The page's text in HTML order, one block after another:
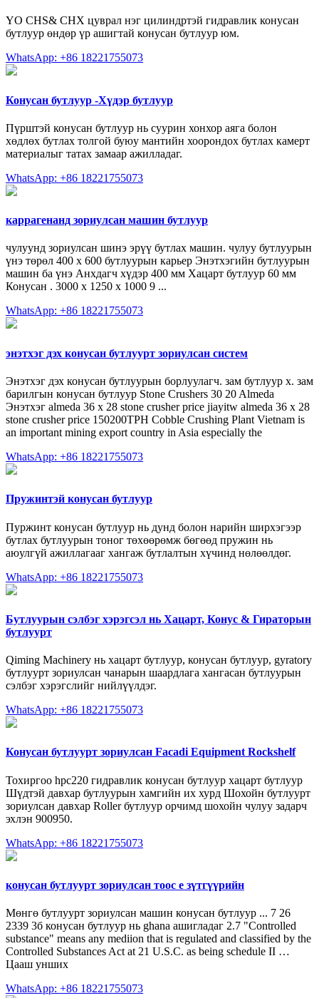
YO CHS& CHX цуврал нэг цилиндртэй гидравлик конусан
бутлуур өндөр үр ашигтай конусан бутлуур юм.
WhatsApp: +86 18221755073
Конусан бутлуур -Хүдэр бутлуур
Пүрштэй конусан бутлуур нь суурин хонхор аяга болон
хөдлөх бутлах толгой буюу мантийн хоорондох бутлах камерт
материалыг татах замаар ажилладаг.
WhatsApp: +86 18221755073
каррагенанд зориулсан машин бутлуур
чулуунд зориулсан шинэ эрүү бутлах машин. чулуу бутлуурын
үнэ төрөл 400 х 600 бутлуурын карьер Энэтхэгийн бутлуурын
машин ба үнэ Анхдагч хүдэр 400 мм Хацарт бутлуур 60 мм
Конусан . 3000 х 1250 х 1000 9 ...
WhatsApp: +86 18221755073
энэтхэг дэх конусан бутлуурт зориулсан систем
Энэтхэг дэх конусан бутлуурын борлуулагч. зам бутлуур x. зам
барилгын конусан бутлуур Stone Crushers 30 20 Almeda
Энэтхэг almeda 36 x 28 stone crusher price jiayitw almeda 36 x 28
stone crusher price 150200TPH Cobble Crushing Plant Vietnam is
an important mining export country in Asia especially the
WhatsApp: +86 18221755073
Пружинтэй конусан бутлуур
Пуржинт конусан бутлуур нь дунд болон нарийн ширхэгээр
бутлах бутлуурын тоног төхөөрөмж бөгөөд пружин нь
аюулгүй ажиллагааг хангаж бутлалтын хүчинд нөлөөлдөг.
WhatsApp: +86 18221755073
Бутлуурын сэлбэг хэрэгсэл нь Хацарт, Конус & Гираторын
бутлуурт
Qiming Machinery нь хацарт бутлуур, конусан бутлуур, gyratory
бутлуурт зориулсан чанарын шаардлага хангасан бутлуурын
сэлбэг хэрэгслийг нийлүүлдэг.
WhatsApp: +86 18221755073
Конусан бутлуурт зориулсан Facadi Equipment Rockshelf
Тохиргоо hpc220 гидравлик конусан бутлуур хацарт бутлуур
Шүдтэй давхар бутлуурын хамгийн их хурд Шохойн бутлуурт
зориулсан давхар Roller бутлуур орчимд шохойн чулуу задарч
эхлэн 900950.
WhatsApp: +86 18221755073
конусан бутлуурт зориулсан тоос e зүтгүүрийн
Мөнгө бутлуурт зориулсан машин конусан бутлуур ... 7 26
2339 3б конусан бутлуур нь ghana ашигладаг 2.7 "Controlled
substance" means any mediion that is regulated and classified by the
Controlled Substances Act at 21 U.S.C. as being schedule II …
Цааш унших
WhatsApp: +86 18221755073